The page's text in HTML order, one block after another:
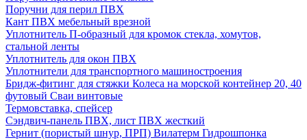
Поручни для перил ПВХ
Кант ПВХ мебельный врезной
Уплотнитель П-образный для кромок стекла, хомутов,
стальной ленты
Уплотнитель для окон ПВХ
Уплотнители для транспортного машиностроения
Бридж-фитинг для стяжки Колеса на морской контейнер 20, 40
футовый Сваи винтовые
Термовставка, спейсер
Сэндвич-панель ПВХ, лист ПВХ жесткий
Гернит (пористый шнур, ПРП) Вилатерм Гидрошпонка